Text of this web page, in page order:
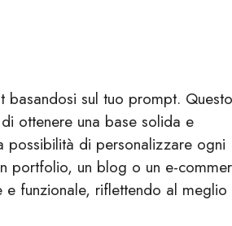
sul tuo prompt. Questo
ottenere una base solida e
possibilità di personalizzare ogni
portfolio, un blog o un e-
funzionale, riflettendo al meglio